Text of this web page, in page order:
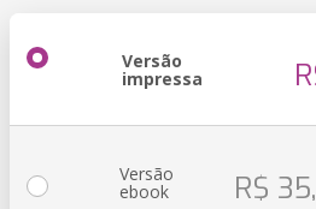
Versão
impressa
Versão
ebook R$